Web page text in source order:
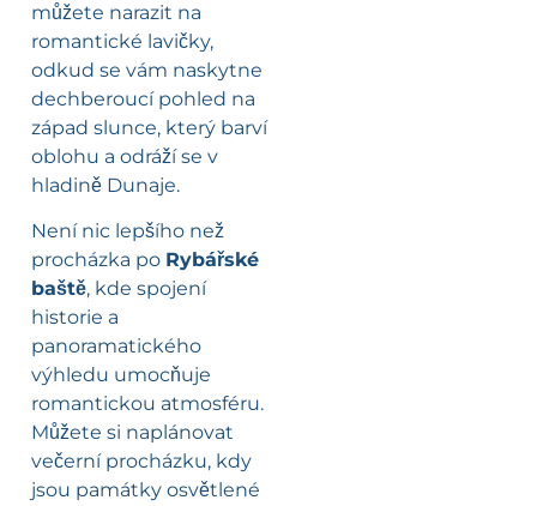
můžete narazit na
romantické lavičky,
odkud se vám naskytne
dechberoucí pohled na
západ slunce, který barví
oblohu a odráží se v
hladině Dunaje.
Není nic lepšího než
procházka po Rybářské
baště, kde spojení
historie a
panoramatického
výhledu umocňuje
romantickou atmosféru.
Můžete si naplánovat
večerní procházku, kdy
jsou památky osvětlené